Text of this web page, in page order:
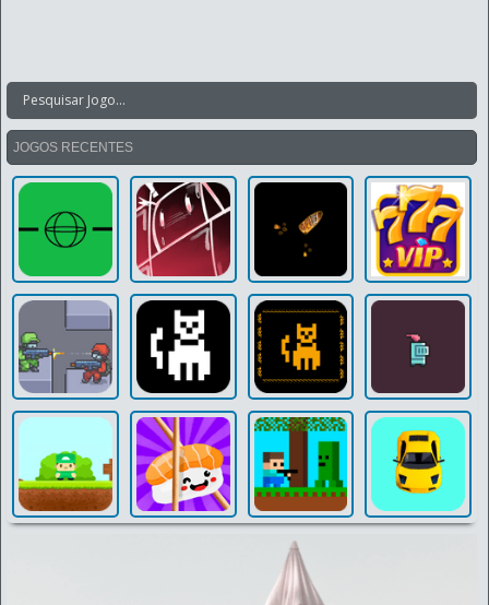
JOGOS RECENTES